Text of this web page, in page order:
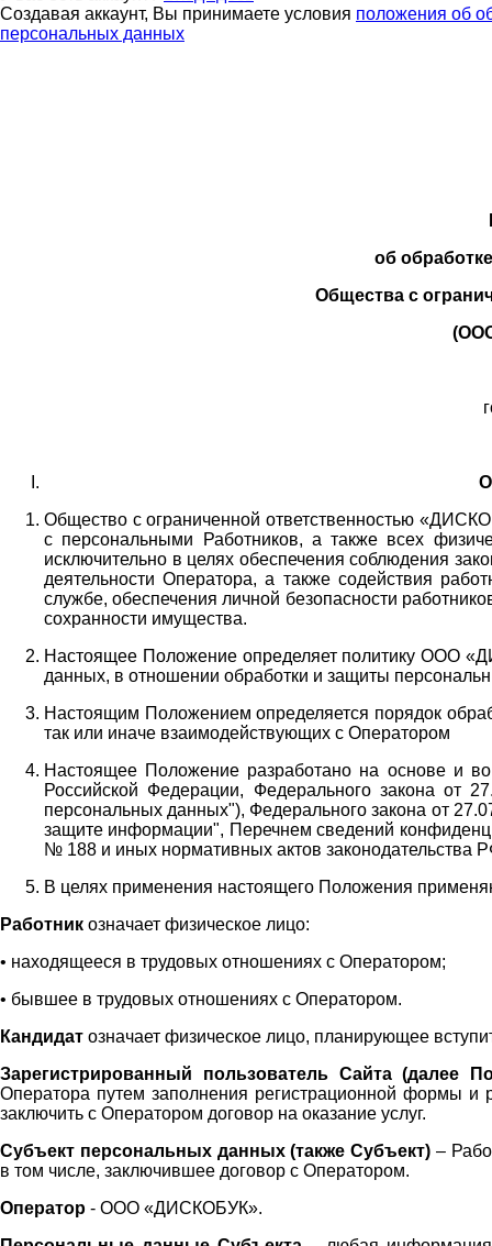
Создавая аккаунт, Вы принимаете условия положения об
персональных данных
об
Общества с
Общество с ограниченной ответственностью
с персональными Работников, а также всех
исключительно в целях обеспечения соблюдения
деятельности Оператора,а также содействия
службе, обеспечения личной безопасности
сохранности имущества.
Настоящее Положение определяет политику ООО
данных, в отношении обработки и защиты
Настоящим Положением определяется порядок
так или иначе взаимодействующих с Оператором
Настоящее Положение разработано на основе и во
Российской Федерации, Федерального закона
персональных данных"), Федерального закона от
защите информации", Перечнем сведений
№ 188 и иных нормативных актов законодательства
В целях применения настоящего Положения
Работник означает физическое лицо:
• находящееся в трудовых отношениях с Оператором;
• бывшее в трудовых отношениях с Оператором.
Кандидат означает физическое лицо, планирующее
Зарегистрированный пользователь Сайта (далее
Оператора путем заполнения регистрационной формы и
заключить с Оператором договор на оказание услуг.
Субъект персональных данных (также Субъект) –
в том числе, заключившее договор с Оператором.
Оператор - ООО «ДИСКОБУК».